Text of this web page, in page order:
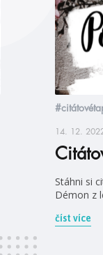
14. 12.
Stáhni si
Démon z
číst více